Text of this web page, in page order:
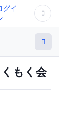
グイ
もく会